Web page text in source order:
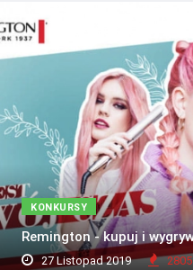
KONKURSY
Remington - kupuj i
27 Listopad 2019 2805